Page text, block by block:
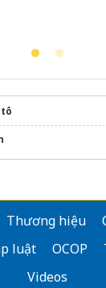
Thương hiệu
luật
OCOP
Videos